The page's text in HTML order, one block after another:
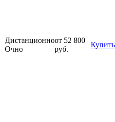
Дистанционно
Очно
от 52 800
руб.
Купить